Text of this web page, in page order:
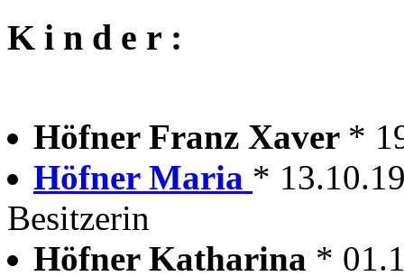
K i n d e r :
Höfner Franz Xaver *
Höfner Maria *
Besitzerin
Höfner Katharina *